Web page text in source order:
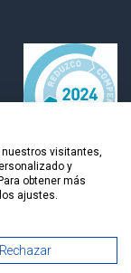
Tech Ibd Global
visitantes,
y
obtener más
ajustes.
Rechazar